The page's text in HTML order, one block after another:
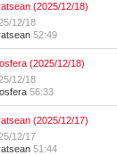
(2025/12/18)
12/18
52:49
(2025/12/18)
12/18
56:33
(2025/12/17)
12/17
51:44